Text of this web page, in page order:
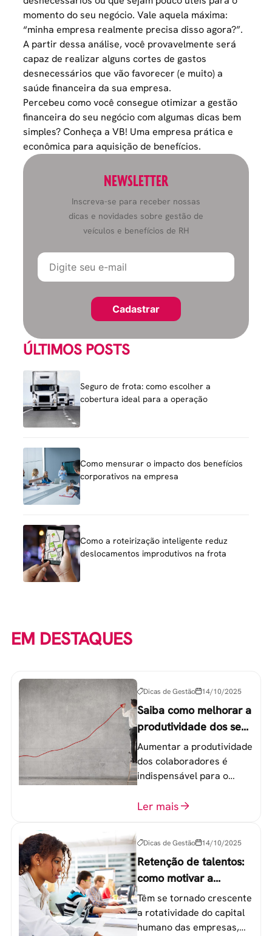
momento do seu negócio. Vale aquela máxima:
“minha empresa realmente precisa disso agora?”.
A partir dessa análise, você provavelmente será
capaz de realizar alguns cortes de gastos
desnecessários que vão favorecer (e muito) a
saúde financeira da sua empresa.
Percebeu como você consegue otimizar a gestão
financeira do seu negócio com algumas dicas bem
simples? Conheça aVB! Uma empresa prática e
econômica para aquisição de benefícios.
NEWSLETTER
Inscreva-se para receber nossas
dicas e novidades sobre gestão de
veículos e benefícios de RH
ÚLTIMOS POSTS
Seguro de frota: como escolher a
cobertura ideal para a operação
Como mensurar o impacto dos benefícios
corporativos na empresa
Como a roteirização inteligente reduz
deslocamentos improdutivos na frota
EM DESTAQUES
Dicas de Gestão 14/10/2025
Saiba como melhorar a
produtividade dos seus
colaboradores
Aumentar a produtividade
dos colaboradores é
indispensável para o
equipe de trabalho. 6
Ler mais
Dicas de Gestão 14/10/2025
Retenção de talentos:
como motivar a
geração Y nas
empresas?
Têm se tornado crescente
a rotatividade do capital
humano das empresas,